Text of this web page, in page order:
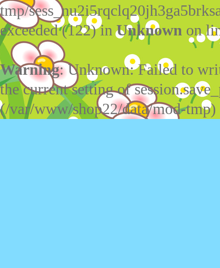
tmp/
exceeded (122) inUnknown on
Warning: Unknown: Failed to
the current setting of
(/var/www/shop22/data/mod-